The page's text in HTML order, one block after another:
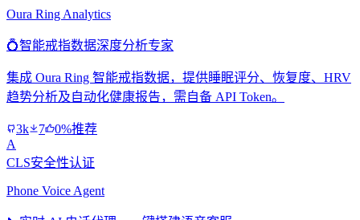
Oura Ring Analytics
💍智能戒指数据深度分析专家
集成 Oura Ring 智能戒指数据，提供睡眠评分、恢复度、HRV
趋势分析及自动化健康报告，需自备 API Token。
3k 7
0%推荐
A
CLS安全性认证
Phone Voice Agent